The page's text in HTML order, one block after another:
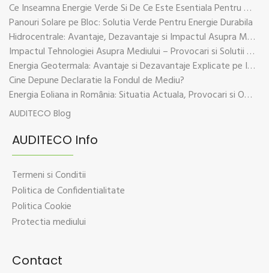
Ce Inseamna Energie Verde Si De Ce Este Esentiala Pentru Viitorul Planetei
Panouri Solare pe Bloc: Solutia Verde Pentru Energie Durabila
Hidrocentrale: Avantaje, Dezavantaje si Impactul Asupra Mediului
Impactul Tehnologiei Asupra Mediului – Provocari si Solutii Sustenabile
Energia Geotermala: Avantaje si Dezavantaje Explicate pe Intelesul Tuturor
Cine Depune Declaratie la Fondul de Mediu?
Energia Eoliana in România: Situatia Actuala, Provocari si Oportunitati
AUDITECO Blog
AUDITECO Info
Termeni si Conditii
Politica de Confidentialitate
Politica Cookie
Protectia mediului
Contact